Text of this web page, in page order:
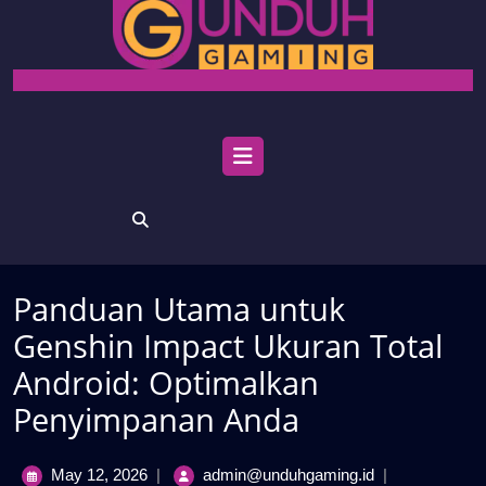
Panduan Utama untuk
Genshin Impact Ukuran Total
Android: Optimalkan
Penyimpanan Anda
May 12, 2026May
| admin@unduhgaming.idPanduan
|